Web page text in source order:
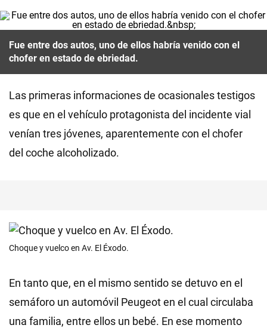
Fue entre dos autos, uno de ellos habría venido con el
chofer en estado de ebriedad.
Las primeras informaciones de ocasionales testigos
es que en el vehículo protagonista del incidente vial
venían tres jóvenes, aparentemente con el chofer
del coche alcoholizado.
Choque y vuelco en Av. El Éxodo.
En tanto que, en el mismo sentido se detuvo en el
semáforo un automóvil Peugeot en el cual circulaba
una familia, entre ellos un bebé. En ese momento